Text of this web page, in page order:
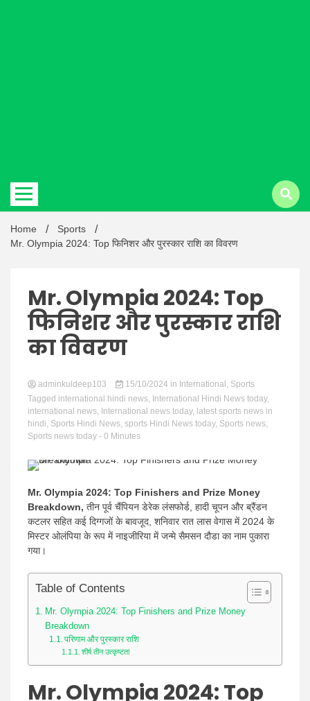
Latest
Hindi
News
Home
Sports
Mr. Olympia 2024: Top फिनिशर और पुरस्कार राशि का विवरण
Mr. Olympia 2024: Top
फिनिशर और पुरस्कार राशि
का विवरण
adminkuldeep103 15/10/2024 in International , Sports
Tagged international hindi news, International Hindi News today,
international news, International news today, latest sports news in
hindi, Sports Hindi News, sports Hindi News today, Sports news,
Sports news today - 0 Minutes
Mr. Olympia 2024: Top Finishers and Prize Money
Breakdown, तीन पूर्व चैंपियन डेरेक लंसफोर्ड, हादी चूपन और ब्रैंडन
कटलर सहित कई दिग्गजों के बावजूद, शनिवार रात लास वेगास में 2024 के
मिस्टर ओलंपिया के रूप में नाइजीरिया में जन्मे सैमसन दौडा का नाम पुकारा
गया।
Table of Contents
Mr. Olympia 2024: Top Finishers and Prize Money
Breakdown
परिणाम और पुरस्कार राशि
शीर्ष तीन उत्कृष्टता
Mr. Olympia 2024: Top